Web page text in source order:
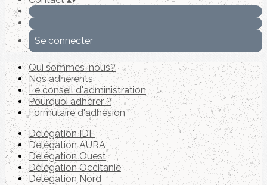
Se connecter
Qui sommes-nous?
Nos adhérents
Le conseil d'administration
Pourquoi adhérer ?
Formulaire d'adhésion
Délégation IDF
Délégation AURA
Délégation Ouest
Délégation Occitanie
Délégation Nord